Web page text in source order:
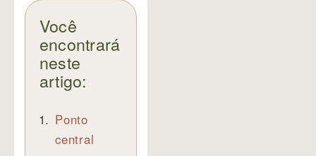
Você
encontrará
neste
artigo:
Ponto
central